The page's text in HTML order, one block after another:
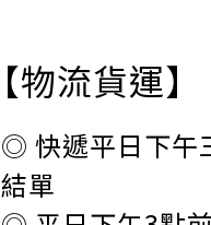
【物流貨運】
◎ 快遞平日下午
結單